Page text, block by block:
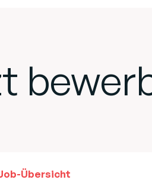
Übersicht